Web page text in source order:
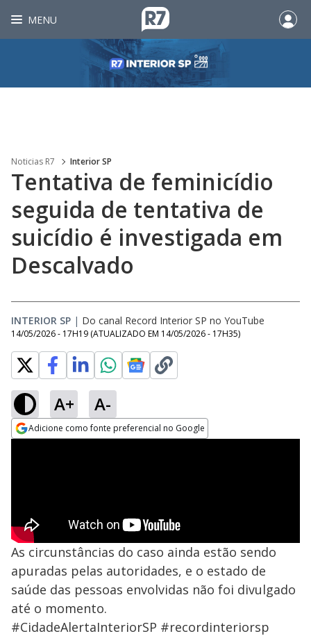
MENU
Noticias R7 Interior SP
Tentativa de feminicídio
seguida de tentativa de
suicídio é investigada em
Descalvado
INTERIOR SP | Do canal Record Interior SP no YouTube
14/05/2026 - 17H19 (ATUALIZADO EM 14/05/2026 - 17H35)
A+ A-
Adicione como fonte preferencial no Google
As circunstâncias do caso ainda estão sendo
apuradas pelas autoridades, e o estado de
saúde das pessoas envolvidas não foi divulgado
até o momento.
#CidadeAlertaInteriorSP #recordinteriorsp